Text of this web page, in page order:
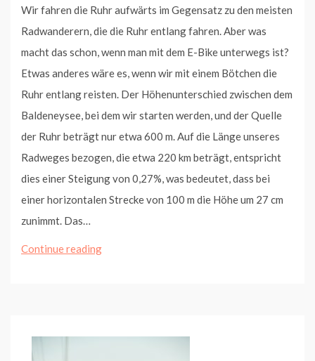
Wir fahren die Ruhr aufwärts im Gegensatz zu den meisten
Radwanderern, die die Ruhr entlang fahren. Aber was
macht das schon, wenn man mit dem E-Bike unterwegs ist?
Etwas anderes wäre es, wenn wir mit einem Bötchen die
Ruhr entlang reisten. Der Höhenunterschied zwischen dem
Baldeneysee, bei dem wir starten werden, und der Quelle
der Ruhr beträgt nur etwa 600 m. Auf die Länge unseres
Radweges bezogen, die etwa 220 km beträgt, entspricht
dies einer Steigung von 0,27%, was bedeutet, dass bei
einer horizontalen Strecke von 100 m die Höhe um 27 cm
zunimmt. Das…
Continue readingErste